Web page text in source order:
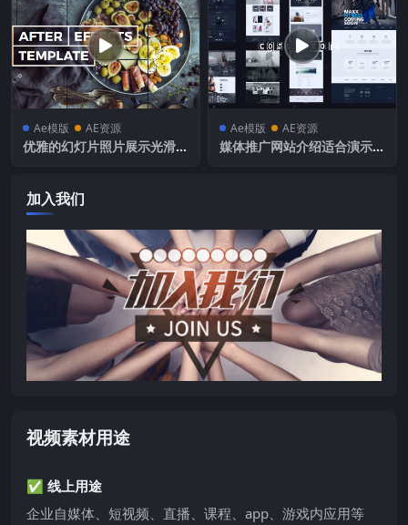
Ae模版 AE资源
优雅的幻灯片照片展示光滑视
Ae模版 AE资源
媒体推广网站介绍适合演示和
加入我们
视频素材用途
✅ 线上用途
企业自媒体、短视频、直播、课程、app、游戏内应用等